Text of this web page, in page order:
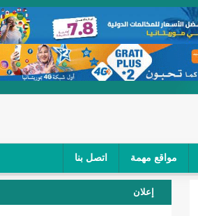
مواقع مهمة اتصل بنا
صغار الباعة في ملتقى طرق "كلینیك"/إينشيري
إعلان